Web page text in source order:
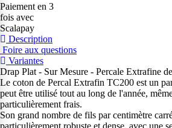
Paiement en 3
fois avec
Scalapay
Description
Foire aux questions
Variantes
Drap Plat - Sur Mesure - Percale Extrafine
Le coton de Percal Extrafin TC200 est un
peut être utilisé tout au long de l'année,
particulièrement frais.
Son grand nombre de fils par centimètre
particulièrement robuste et dense, avec une